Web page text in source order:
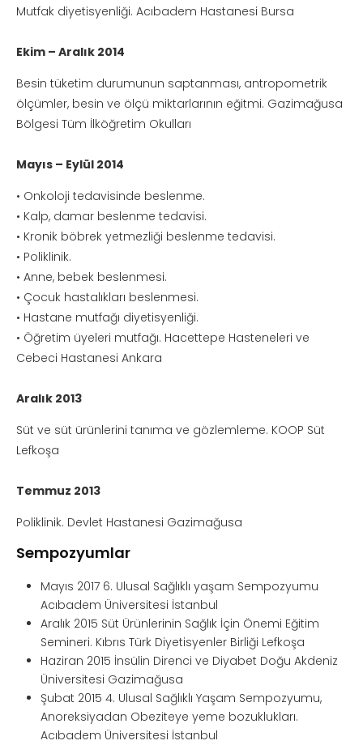
Mutfak diyetisyenliği. Acıbadem Hastanesi Bursa
Ekim – Aralık 2014
Besin tüketim durumunun saptanması, antropometrik
ölçümler, besin ve ölçü miktarlarının eğitmi. Gazimağusa
Bölgesi Tüm İlköğretim Okulları
Mayıs – Eylül 2014
• Onkoloji tedavisinde beslenme.
• Kalp, damar beslenme tedavisi.
• Kronik böbrek yetmezliği beslenme tedavisi.
• Poliklinik.
• Anne, bebek beslenmesi.
• Çocuk hastalıkları beslenmesi.
• Hastane mutfağı diyetisyenliği.
• Öğretim üyeleri mutfağı. Hacettepe Hasteneleri ve
Cebeci Hastanesi Ankara
Aralık 2013
Süt ve süt ürünlerini tanıma ve gözlemleme. KOOP Süt
Lefkoşa
Temmuz 2013
Poliklinik. Devlet Hastanesi Gazimağusa
Sempozyumlar
Mayıs 2017 6. Ulusal Sağlıklı yaşam Sempozyumu
Acıbadem Üniversitesi İstanbul
Aralık 2015 Süt Ürünlerinin Sağlık İçin Önemi Eğitim
Semineri. Kıbrıs Türk Diyetisyenler Birliği Lefkoşa
Haziran 2015 İnsülin Direnci ve Diyabet Doğu Akdeniz
Üniversitesi Gazimağusa
Şubat 2015 4. Ulusal Sağlıklı Yaşam Sempozyumu,
Anoreksiyadan Obeziteye yeme bozuklukları.
Acıbadem Üniversitesi İstanbul